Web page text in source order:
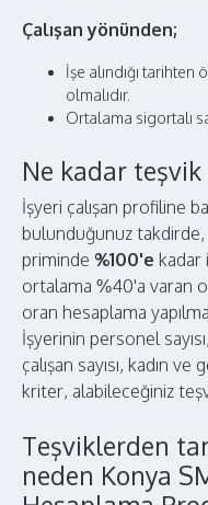
Çalışan yönünden;
İşe alındığı
olmalıdır.
Ortalama sigortalı
Ne kadar
İşyeri çalışan profiline
bulunduğunuz takdirde,
priminde %100'e kadar
ortalama %40'a varan
oran hesaplama
İşyerinin personel
çalışan sayısı, kadın
kriter, alabileceğiniz
Teşviklerden
neden Konya